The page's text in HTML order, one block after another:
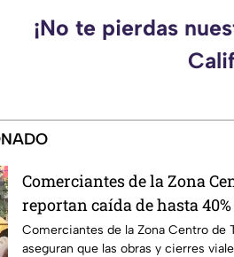
¡No te pierdas
Comerciantes de la Zona
reportan caída de hasta
en avenida Revolución
Comerciantes de la Zona Centro de
aseguran que las obras y cierres